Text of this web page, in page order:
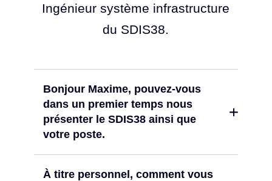
Ingénieur système infrastructure
du SDIS38.
Bonjour Maxime, pouvez-vous
dans un premier temps nous
présenter le SDIS38 ainsi que
votre poste.
À titre personnel, comment vous